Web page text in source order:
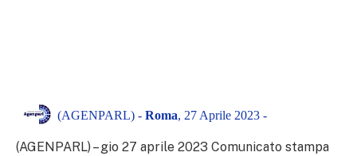
(AGENPARL) - Roma, 27 Aprile 2023 -
(AGENPARL) – gio 27 aprile 2023 Comunicato stampa